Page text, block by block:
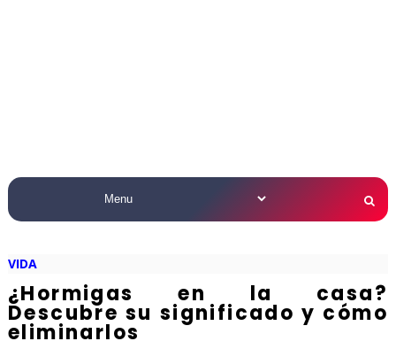
VIDA
¿Hormigas en la casa?
Descubre su significado y cómo
eliminarlos